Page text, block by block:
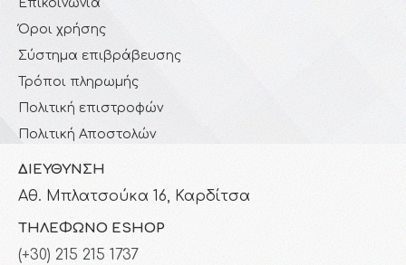
Επικοινωνία
Όροι χρήσης
Σύστημα επιβράβευσης
Τρόποι πληρωμής
Πολιτική επιστροφών
Πολιτική Αποστολών
ΔΙΕΎΘΥΝΣΗ
Αθ. Μπλατσούκα 16, Καρδίτσα
ΤΗΛΈΦΩΝΟ ESHOP
(+30) 215 215 1737